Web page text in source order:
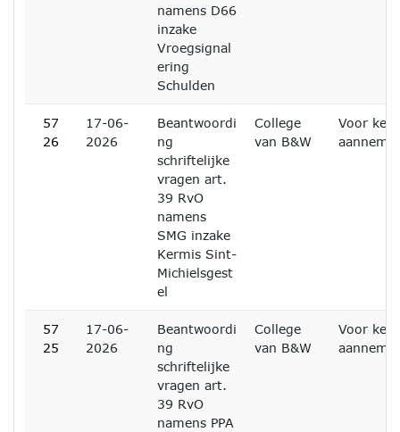
namens D66
inzake
Vroegsignal
ering
Schulden
57
26
17-06-
2026
Beantwoordi
ng
schriftelijke
vragen art.
39 RvO
namens
SMG inzake
Kermis Sint-
Michielsgest
el
College
van B&W
Voor
57
25
17-06-
2026
Beantwoordi
ng
schriftelijke
vragen art.
39 RvO
namens PPA
College
van B&W
Voor